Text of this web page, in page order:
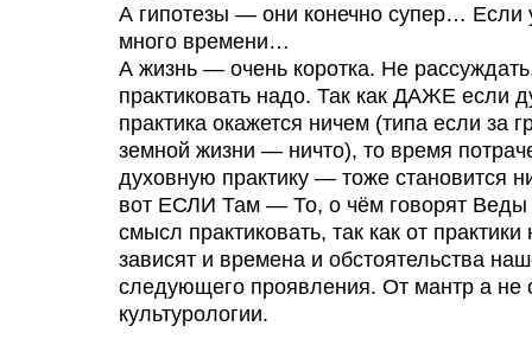
А гипотезы — они конечно супер… Если
много времени…
А жизнь — очень коротка. Не
практиковать надо. Так как ДАЖЕ если
практика окажется ничем (типа если за
земной жизни — ничто), то время
духовную практику — тоже становится
вот ЕСЛИ Там — То, о чём говорят Веды
смысл практиковать, так как от
зависят и времена и обстоятельства
следующего проявления. От мантр а не
культурологии.